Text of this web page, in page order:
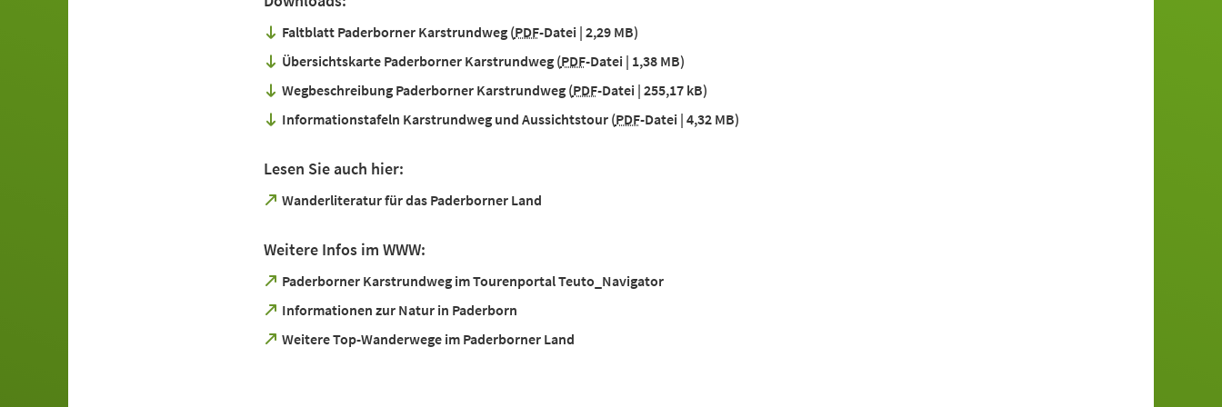
Faltblatt Paderborner Karstrundweg PDF-Datei 2,29 MB
Übersichtskarte Paderborner Karstrundweg PDF-Datei 1,38 MB
Wegbeschreibung Paderborner Karstrundweg PDF-Datei 255,17 kB
Informationstafeln Karstrundweg und Aussichtstour PDF-Datei 4,32 MB
Lesen Sie auch hier:
Wanderliteratur für das Paderborner Land
(Öffnet
neuen
Tab)
Weitere Infos im WWW:
Paderborner Karstrundweg im Tourenportal Teuto_Navigator
(Öffnet
einem
neuen
Informationen zur Natur in Paderborn
(Öffnet
einemWeitere Top-Wanderwege im Paderborner Land
(Öffnet